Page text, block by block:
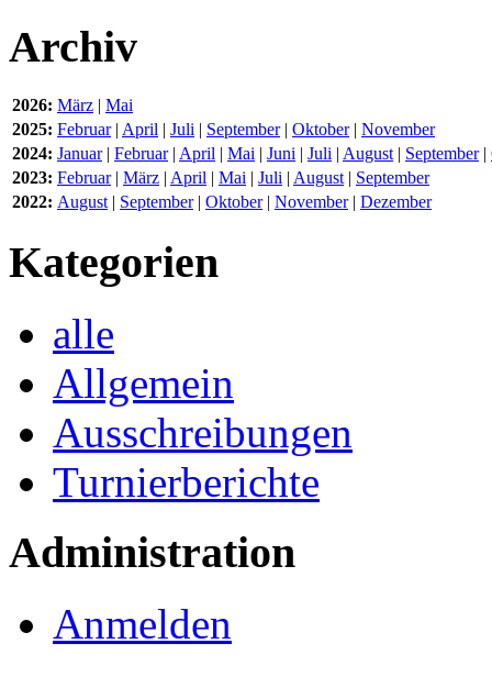
Archiv
2026: März | Mai
2025: Februar| April | Juli | September| Oktober| November
2024: Januar| Februar| April | Mai | Juni | Juli | August | September|
2023: Februar| März | April | Mai | Juli | August | September
2022: August | September| Oktober| November| Dezember
Kategorien
alle
Allgemein
Ausschreibungen
Turnierberichte
Administration
Anmelden